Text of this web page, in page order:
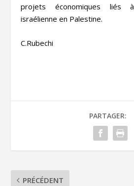
projets économiques liés
israélienne en Palestine.
C.Rubechi
PARTAGER:
PRÉCÉDENT